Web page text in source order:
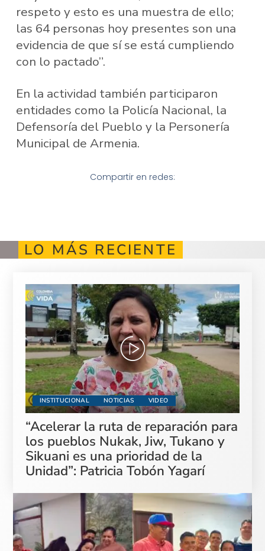
respeto y esto es una muestra de ello;
las 64 personas hoy presentes son una
evidencia de que sí se está cumpliendo
con lo pactado”.
En la actividad también participaron
entidades como la Policía Nacional, la
Defensoría del Pueblo y la Personería
Municipal de Armenia.
Compartir en redes:
LO MÁS RECIENTE
INSTITUCIONAL NOTICIAS VIDEO
“Acelerar la ruta de reparación para
los pueblos Nukak, Jiw, Tukano y
Sikuani es una prioridad de la
Unidad”: Patricia Tobón Yagarí